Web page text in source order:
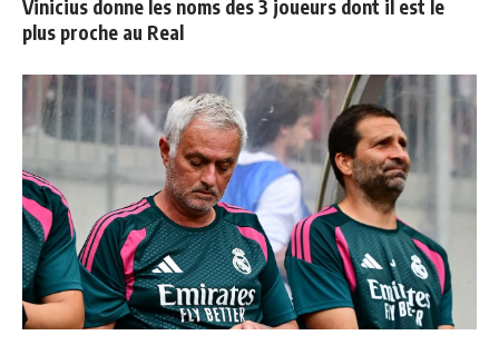
Vinicius donne les noms des 3 joueurs dont il est le
plus proche au Real